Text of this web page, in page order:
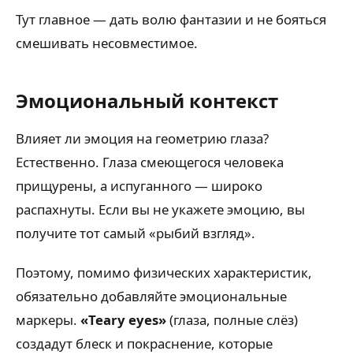
Тут главное — дать волю фантазии и не бояться
смешивать несовместимое.
Эмоциональный контекст
Влияет ли эмоция на геометрию глаза?
Естественно. Глаза смеющегося человека
прищурены, а испуганного — широко
распахнуты. Если вы не укажете эмоцию, вы
получите тот самый «рыбий взгляд».
Поэтому, помимо физических характеристик,
обязательно добавляйте эмоциональные
маркеры. «Teary eyes»(глаза, полные слёз)
создадут блеск и покраснение, которые